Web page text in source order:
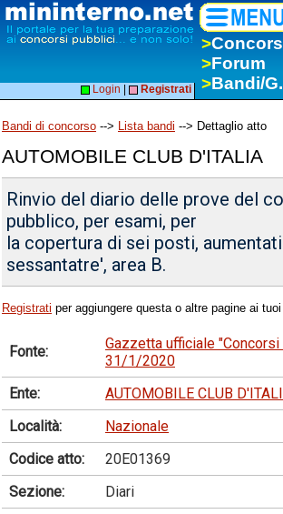
>
>Forum
>Bandi/
Login Registrati
Bandi di concorso --> Lista bandi --> Dettaglio atto
AUTOMOBILE CLUB D'ITALIA
Rinvio del diario delle prove del
pubblico, per esami, per
la copertura di sei posti,
sessantatre', area B.
Registrati per aggiungere questa o altre pagine ai
Fonte:
Gazzetta ufficiale
31/1/2020
Ente:
AUTOMOBILE CLUB
Località:
Nazionale
Codice atto:
20E01369
Sezione:
Diari